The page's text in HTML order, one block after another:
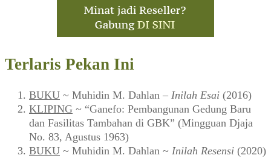
Terlaris Pekan Ini
BUKU ~ Muhidin M. Dahlan – Inilah Esai (2016)
KLIPING ~ “Ganefo: Pembangunan Gedung Baru
dan Fasilitas Tambahan di GBK” (Mingguan Djaja
No. 83, Agustus 1963)
BUKU ~ Muhidin M. Dahlan ~ Inilah Resensi (2020)